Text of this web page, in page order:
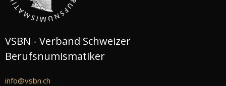
VSBN - Verband Schweizer
Berufsnumismatiker
info@vsbn.ch